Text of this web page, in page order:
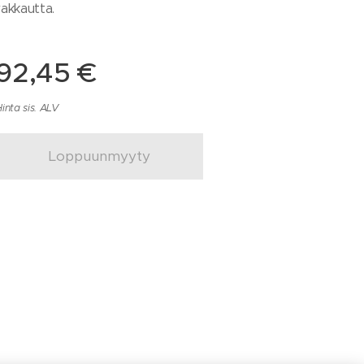
€
sis. ALV
Loppuunmyyty